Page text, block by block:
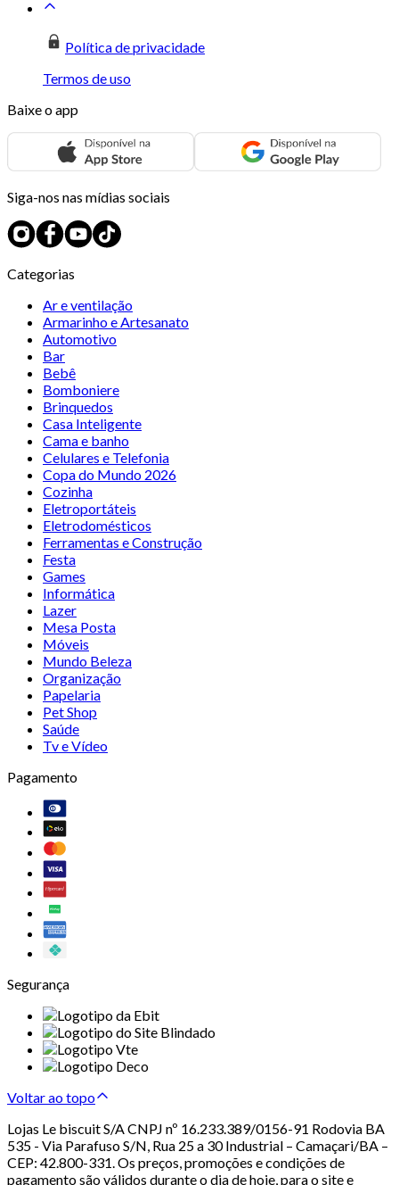
Política de privacidade
Termos de uso
Baixe o app
Siga-nos nas mídias sociais
Categorias
Ar e ventilação
Armarinho e Artesanato
Automotivo
Bar
Bebê
Bomboniere
Brinquedos
Casa Inteligente
Cama e banho
Celulares e Telefonia
Copa do Mundo 2026
Cozinha
Eletroportáteis
Eletrodomésticos
Ferramentas e Construção
Festa
Games
Informática
Lazer
Mesa Posta
Móveis
Mundo Beleza
Organização
Papelaria
Pet Shop
Saúde
Tv e Vídeo
Pagamento
Segurança
Voltar ao topo
Lojas Le biscuit S/A CNPJ nº 16.233.389/0156-91 Rodovia BA
535 - Via Parafuso S/N, Rua 25 a 30 Industrial – Camaçari/BA –
CEP: 42.800-331. Os preços, promoções e condições de
pagamento são válidos durante o dia de hoje, para o site e